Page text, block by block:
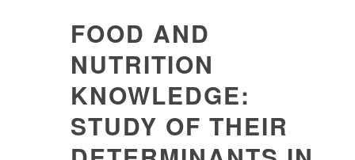
FOOD AND
NUTRITION
KNOWLEDGE:
STUDY OF THEIR